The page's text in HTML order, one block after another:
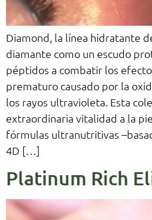
Diamond, la línea hidratante
diamante como un escudo
péptidos a combatir los
prematuro causado por la
los rayos ultravioleta. Esta
extraordinaria vitalidad a la
fórmulas ultranutritivas
4D […]
Platinum Rich